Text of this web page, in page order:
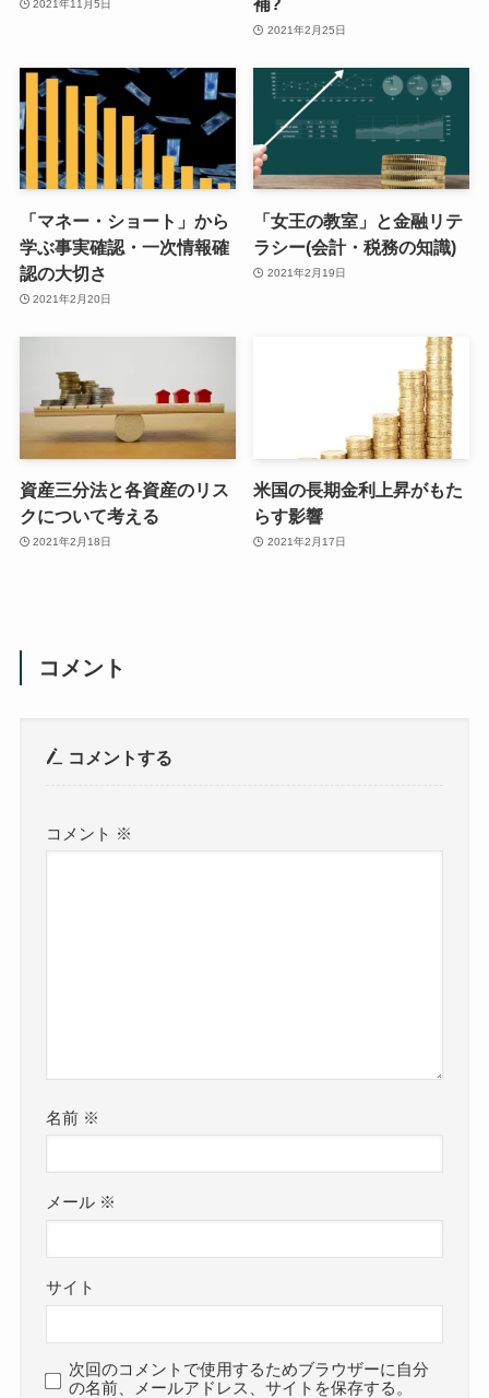
2021年11月5日
2021年2月25日
「マネー・ショート」から
学ぶ事実確認・一次情報確
認の大切さ
2021年2月20日
「女王の教室」と金融リテ
ラシー(会計・税務の知識)
2021年2月19日
資産三分法と各資産のリス
クについて考える
2021年2月18日
米国の長期金利上昇がもた
らす影響
2021年2月17日
コメント
コメントする
コメント ※
名前 ※
メール ※
サイト
次回のコメントで使用するためブラウザーに自分
の名前、メールアドレス、サイトを保存する。